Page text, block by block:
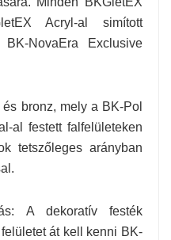
Acryl-al simított
NovaEra Exclusive
bronz, mely a BK-Pol
al festett falfelületeken
tetszőleges arányban
A dekoratív festék
át kell kenni BK-